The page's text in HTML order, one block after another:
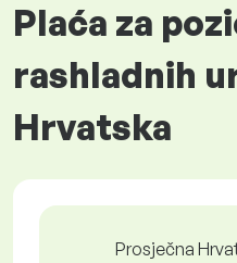
Plaća za
rashladnih
Hrvatska
Prosječna